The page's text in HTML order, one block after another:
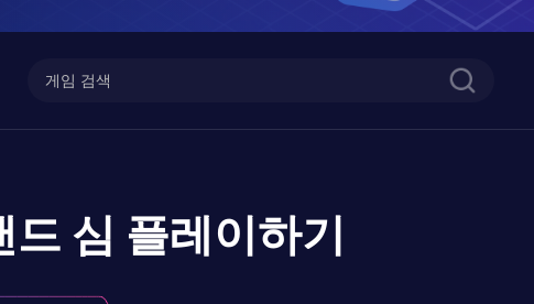
드 심 플레이하기